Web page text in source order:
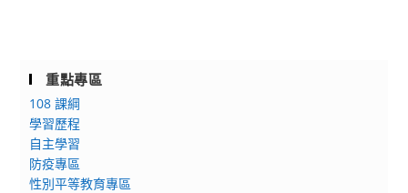
重點專區
108 課綱
學習歷程
自主學習
防疫專區
性別平等教育專區